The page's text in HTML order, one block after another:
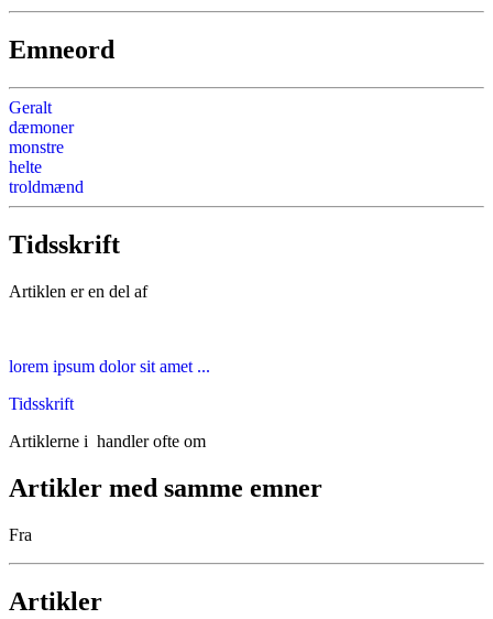
Emneord
Geralt
dæmoner
monstre
helte
troldmænd
Tidsskrift
Artiklen er en del af
lorem ipsum dolor sit amet ...
Tidsskrift
Artiklerne i handler ofte om
Artikler med samme emner
Fra
Artikler